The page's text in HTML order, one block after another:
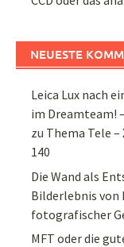
NEUESTE
Leica Lux nach
im Dreamteam!
zu Thema Tele –
140
Die Wand als
Bilderlebnis von
fotografischer
MFT oder die